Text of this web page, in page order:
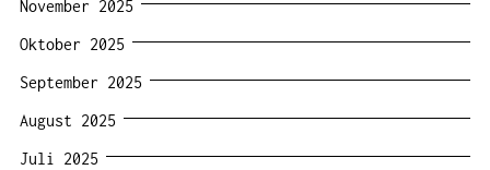
November 2025
Oktober 2025
September 2025
August 2025
Juli 2025